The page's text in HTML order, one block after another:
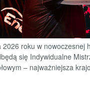
roku w nowoczesnej
się Indywidualne
– najważniejsza